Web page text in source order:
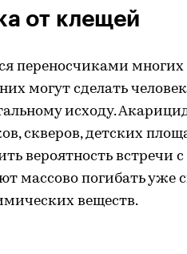
от клещей
переносчиками многих
могут сделать
исходу.
скверов, детских
вероятность встречи
массово погибать уже
веществ.